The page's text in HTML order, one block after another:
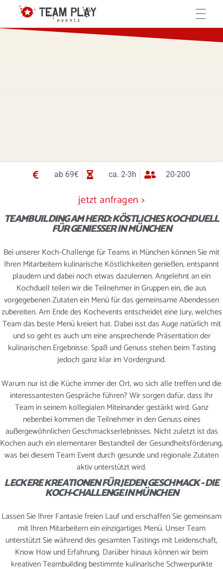
WEIHNACHTSFEIER
KONTAKT
JETZT BUCHEN
ab 69€ ca. 2-3h 20-200
jetzt anfragen >
TEAMBUILDING AM HERD: KÖSTLICHES KOCHDUELL
FÜR GENIESSER IN MÜNCHEN
Bei unserer Koch-Challenge für Teams in München können Sie mit
Ihren Mitarbeitern kulinarische Köstlichkeiten genießen, entspannt
plaudern und dabei noch etwas dazulernen. Angelehnt an ein
Kochduell teilen wir die Teilnehmer in Gruppen ein, die aus
vorgegebenen Zutaten ein Menü für das gemeinsame Abendessen
zubereiten. Am Ende des Kochevents entscheidet eine Jury, welches
Team das beste Menü kreiert hat. Dabei isst das Auge natürlich mit
und so geht es auch um eine ansprechende Präsentation der
kulinarischen Ergebnisse. Spaß und Genuss stehen beim Tasting
jedoch ganz klar im Vordergrund.
Warum nur ist die Küche immer der Ort, wo sich alle treffen und die
interessantesten Gespräche führen? Wir sorgen dafür, dass Ihr
Team in seinem kollegialen Miteinander gestärkt wird. Ganz
nebenbei kommen die Teilnehmer in den Genuss eines
außergewöhnlichen Geschmackserlebnisses. Nicht zuletzt ist das
Kochen auch ein elementarer Bestandteil der Gesundheitsförderung,
was bei diesem Team Event durch gesunde und regionale Zutaten
aktiv unterstützt wird.
LECKERE KREATIONEN FÜR JEDEN GESCHMACK - DIE
KOCH-CHALLENGE IN MÜNCHEN
Lassen Sie Ihrer Fantasie freien Lauf und erschaffen Sie gemeinsam
mit Ihren Mitarbeitern ein einzigartiges Menü. Unser Team
unterstützt Sie während des gesamten Tastings mit Leidenschaft,
Know How und Erfahrung. Darüber hinaus können wir beim
kreativen Teambuilding bestimmte kulinarische Schwerpunkte